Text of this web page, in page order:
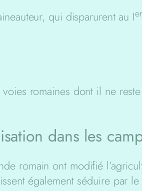
qui disparurent au Ier
romaines dont il ne
dans les
romain ont modifié
également séduire par